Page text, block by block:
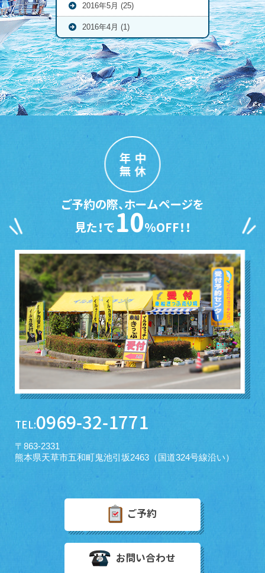
2016年5月 (25)
2016年4月 (1)
年中
無休
ご予約の際、ホームページを
見た！で10％OFF！！
TEL:0969-32-1771
〒863-2331
熊本県天草市五和町鬼池引坂2463（国道324号線沿い）
ご予約
お問い合わせ